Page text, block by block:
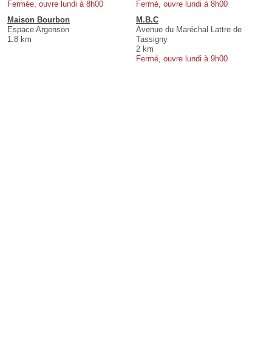
Fermée, ouvre lundi à 8h00
Fermé, ouvre lundi à 8h00
Maison Bourbon
Espace Argenson
1.8 km
M.B.C
Avenue du Maréchal Lattre de
Tassigny
2 km
Fermé, ouvre lundi à 9h00